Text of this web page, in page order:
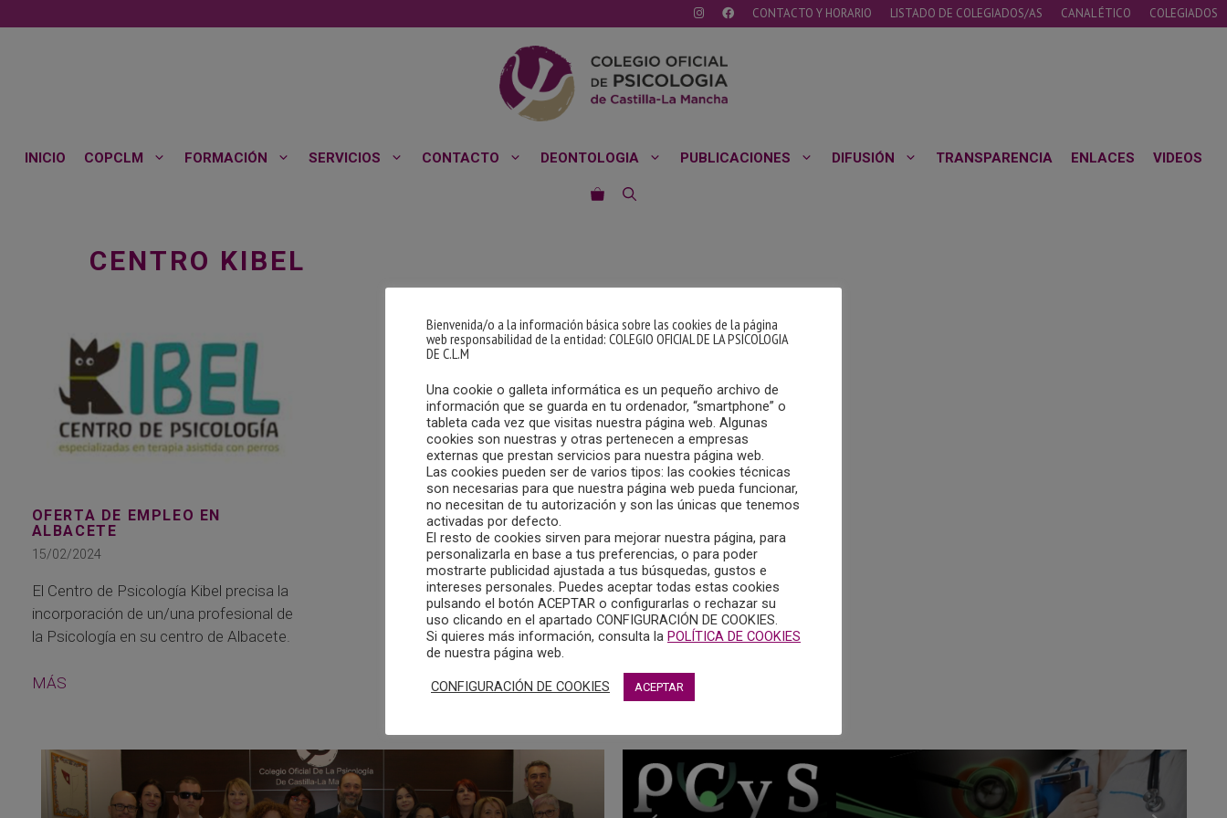
al
CONTACTO Y HORARIO LISTADO DE COLEGIADOS/AS CANAL ÉTICO COLEGIADOS
INICIO COPCLM FORMACIÓN SERVICIOS CONTACTO DEONTOLOGIA PUBLICACIONES DIFUSIÓN TRANSPARENCIA ENLACES VIDEOS
CENTRO KIBEL
OFERTA DE EMPLEO EN
ALBACETE
15/02/2024
El Centro de Psicología Kibel precisa la
incorporación de un/una profesional de
la Psicología en su centro de Albacete.
MÁS
Bienvenida/o a la información básica sobre las cookies de la página
web responsabilidad de la entidad: COLEGIO OFICIAL DE LA PSICOLOGIA
DE C.L.M
Una cookie o galleta informática es un pequeño archivo de
información que se guarda en tu ordenador, “smartphone” o
tableta cada vez que visitas nuestra página web. Algunas
cookies son nuestras y otras pertenecen a empresas
externas que prestan servicios para nuestra página web.
Las cookies pueden ser de varios tipos: las cookies técnicas
son necesarias para que nuestra página web pueda funcionar,
no necesitan de tu autorización y son las únicas que tenemos
activadas por defecto.
El resto de cookies sirven para mejorar nuestra página, para
personalizarla en base a tus preferencias, o para poder
mostrarte publicidad ajustada a tus búsquedas, gustos e
intereses personales. Puedes aceptar todas estas cookies
pulsando el botón ACEPTAR o configurarlas o rechazar su
uso clicando en el apartado CONFIGURACIÓN DE COOKIES.
Si quieres más información, consulta la POLÍTICA DE COOKIES
de nuestra página web.
CONFIGURACIÓN DE COOKIES ACEPTAR